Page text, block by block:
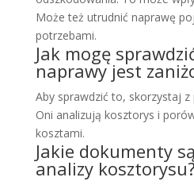
Może też utrudnić naprawę
potrzebami.
Jak mogę
naprawy jest
Aby sprawdzić to, skorzystaj
Oni analizują kosztorys i
kosztami.
Jakie dokumenty
analizy kosztorysu?